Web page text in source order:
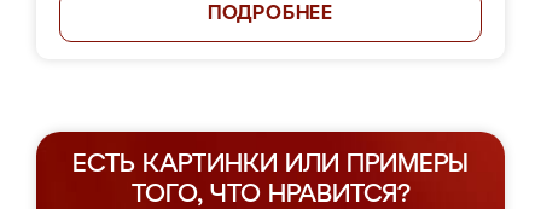
ПОДРОБНЕЕ
ЕСТЬ КАРТИНКИ ИЛИ ПРИМЕРЫ
ТОГО, ЧТО НРАВИТСЯ?